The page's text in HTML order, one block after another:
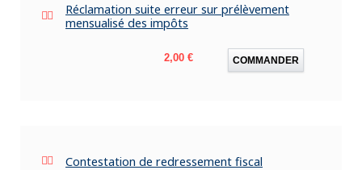
Réclamation suite erreur sur prélèvement
mensualisé des impôts
Prix
2,00 € COMMANDER
Contestation de redressement fiscal